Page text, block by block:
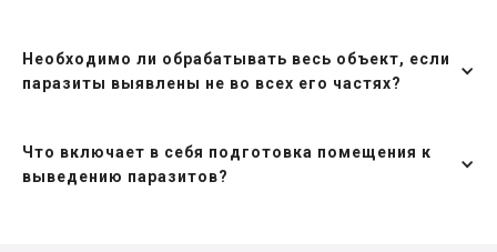
Необходимо ли обрабатывать весь объект, если
паразиты выявлены не во всех его частях?
Что включает в себя подготовка помещения к
выведению паразитов?